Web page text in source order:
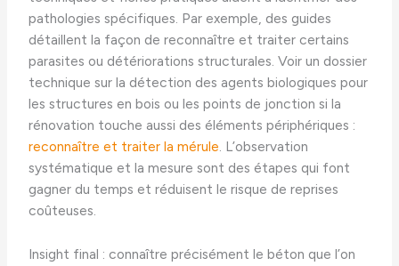
pathologies spécifiques. Par exemple, des guides
détaillent la façon de reconnaître et traiter certains
parasites ou détériorations structurales. Voir un dossier
technique sur la détection des agents biologiques pour
les structures en bois ou les points de jonction si la
rénovation touche aussi des éléments périphériques :
reconnaître et traiter la mérule. L’observation
systématique et la mesure sont des étapes qui font
gagner du temps et réduisent le risque de reprises
coûteuses.
Insight final : connaître précisément le béton que l’on